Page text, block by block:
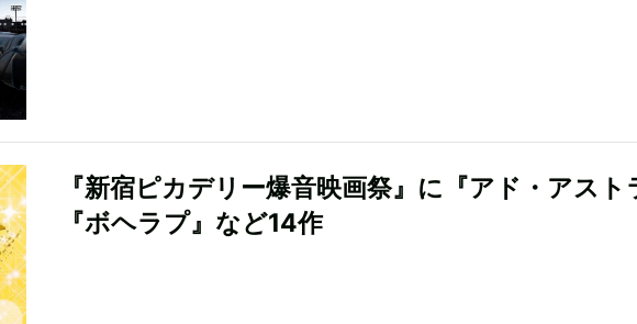
『新宿ピカデリー爆音映画祭』に『アド・アスト
『ボヘラプ』など14作